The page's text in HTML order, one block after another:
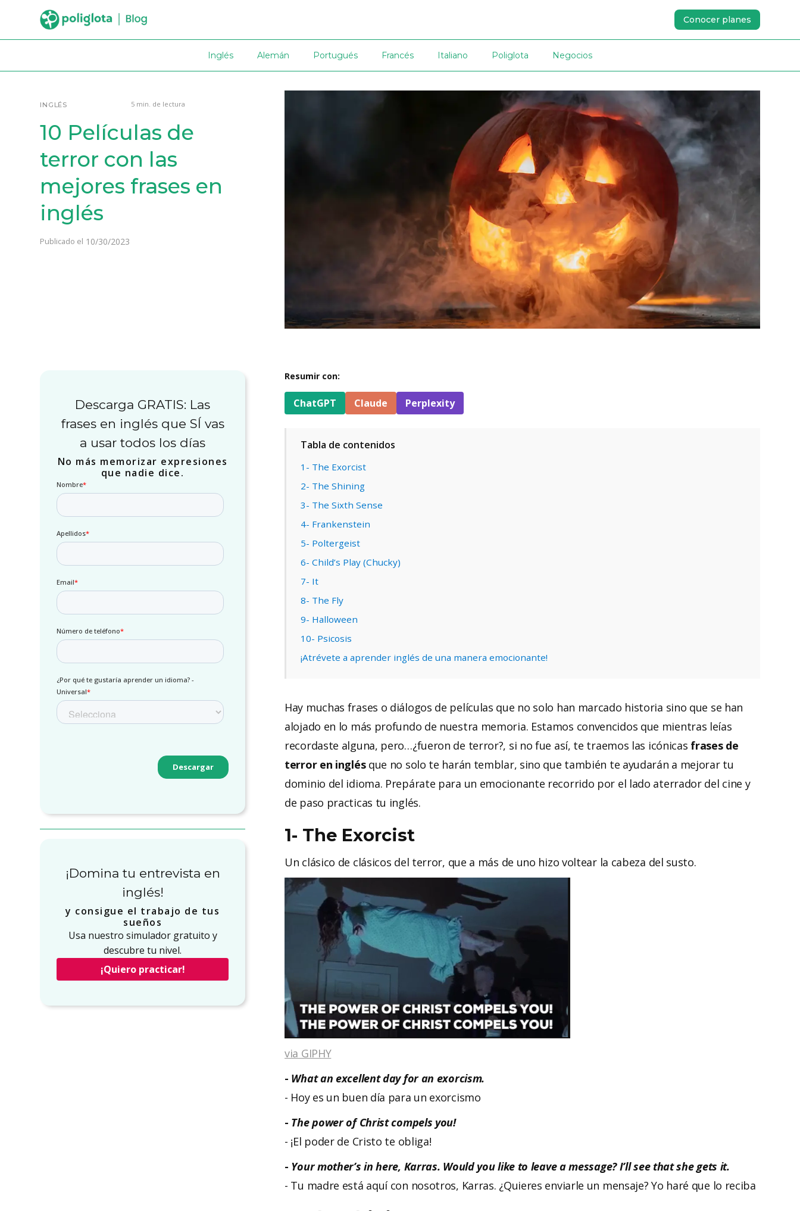
Conocer planes
Inglés Alemán Portugués Francés Italiano Poliglota Negocios
INGLÉS 5 min. de lectura
10 Películas de
terror con las
mejores frases en
inglés
Publicado el 10/30/2023
Descarga GRATIS: Las
frases en inglés que SÍ vas
a usar todos los días
No más memorizar expresiones
que nadie dice.
¡Domina tu entrevista en
inglés!
y consigue el trabajo de tus
sueños
Usa nuestro simulador gratuito y
descubre tu nivel.
¡Quiero practicar!
Resumir con:
ChatGPT Claude Perplexity
Tabla de contenidos
1- The Exorcist
2- The Shining
3- The Sixth Sense
4- Frankenstein
5- Poltergeist
6- Child’s Play (Chucky)
7- It
8- The Fly
9- Halloween
10- Psicosis
¡Atrévete a aprender inglés de una manera emocionante!
Hay muchas frases o diálogos de películas que no solo han marcado historia sino que se han
alojado en lo más profundo de nuestra memoria. Estamos convencidos que mientras leías
recordaste alguna, pero…¿fueron de terror?, si no fue así, te traemos las icónicas frases de
terror en inglésque no solo te harán temblar, sino que también te ayudarán a mejorar tu
dominio del idioma. Prepárate para un emocionante recorrido por el lado aterrador del cine y
de paso practicas tu inglés.
1- The Exorcist
Un clásico de clásicos del terror, que a más de uno hizo voltear la cabeza del susto.
via GIPHY
- What an excellent day for an exorcism.
- Hoy es un buen día para un exorcismo
- The power of Christ compels you!
- ¡El poder de Cristo te obliga!
- Your mother’s in here, Karras. Would you like to leave a message? I’ll see that she gets it.
- Tu madre está aquí con nosotros, Karras. ¿Quieres enviarle un mensaje? Yo haré que lo reciba